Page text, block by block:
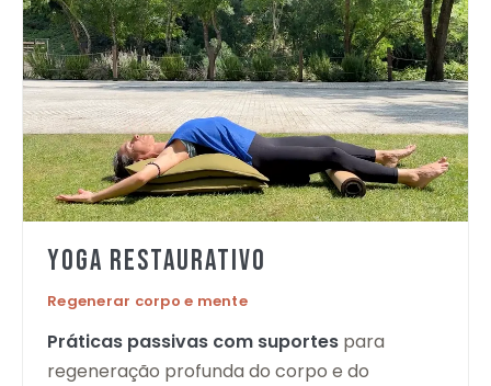
YOGA RESTAURATIVO
Regenerar corpo e mente
Práticas passivas com suportes para
regeneração profunda do corpo e do